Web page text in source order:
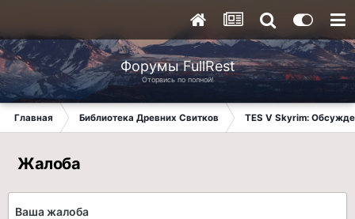
Форумы FullRest
Оторвись по полной!
Главная Библиотека Древних Свитков TES V Skyrim:
Жалоба
Ваша жалоба